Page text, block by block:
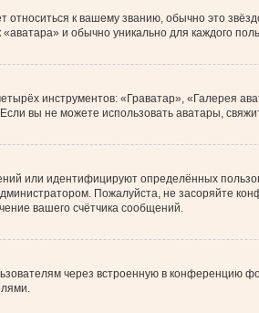
к вашему званию, обычно это
и обычно уникально для каждого
инструментов: «Граватар», «Галерея
вы не можете использовать аватары,
или идентифицируют определённых
Пожалуйста, не засоряйте
вашего счётчика сообщений.
через встроенную в конференцию